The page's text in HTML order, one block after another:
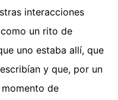
interacciones
un rito de
uno estaba allí, que
y que, por un
de